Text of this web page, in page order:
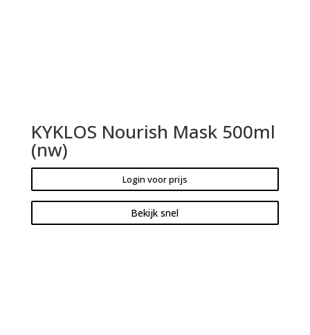
KYKLOS Nourish Mask 500ml
(nw)
Login voor prijs
Bekijk snel